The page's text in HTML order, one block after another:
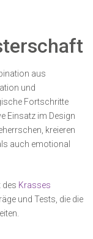
aus
und
Fortschritte
Einsatz im Design
kreieren
auch emotional
des Krasses
und Tests, die die